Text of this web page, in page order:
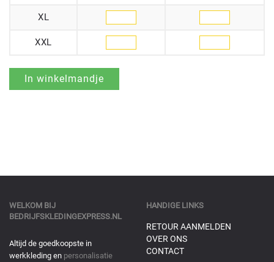
XL
XXL
WELKOM BIJ
BEDRIJFSKLEDINGEXPRESS.NL
Altijd de goedkoopste in
werkkleding en personalisatie
HANDIGE LINKS
RETOUR AANMELDEN
OVER ONS
CONTACT